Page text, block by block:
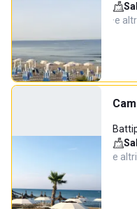
·e
e altri